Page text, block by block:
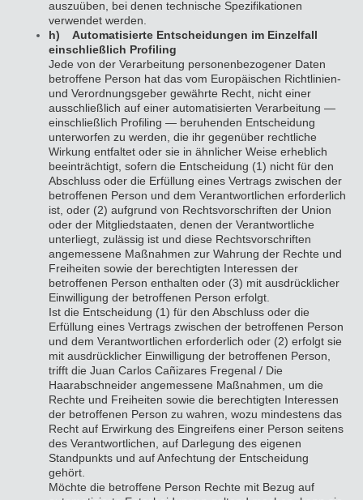
auszuüben, bei denen technische Spezifikationen
verwendet werden.
h) Automatisierte Entscheidungen im Einzelfall
einschließlich Profiling
Jede von der Verarbeitung personenbezogener Daten
betroffene Person hat das vom Europäischen Richtlinien-
und Verordnungsgeber gewährte Recht, nicht einer
ausschließlich auf einer automatisierten Verarbeitung —
einschließlich Profiling — beruhenden Entscheidung
unterworfen zu werden, die ihr gegenüber rechtliche
Wirkung entfaltet oder sie in ähnlicher Weise erheblich
beeinträchtigt, sofern die Entscheidung (1) nicht für den
Abschluss oder die Erfüllung eines Vertrags zwischen der
betroffenen Person und dem Verantwortlichen erforderlich
ist, oder (2) aufgrund von Rechtsvorschriften der Union
oder der Mitgliedstaaten, denen der Verantwortliche
unterliegt, zulässig ist und diese Rechtsvorschriften
angemessene Maßnahmen zur Wahrung der Rechte und
Freiheiten sowie der berechtigten Interessen der
betroffenen Person enthalten oder (3) mit ausdrücklicher
Einwilligung der betroffenen Person erfolgt.
Ist die Entscheidung (1) für den Abschluss oder die
Erfüllung eines Vertrags zwischen der betroffenen Person
und dem Verantwortlichen erforderlich oder (2) erfolgt sie
mit ausdrücklicher Einwilligung der betroffenen Person,
trifft die Juan Carlos Cañizares Fregenal / Die
Haarabschneider angemessene Maßnahmen, um die
Rechte und Freiheiten sowie die berechtigten Interessen
der betroffenen Person zu wahren, wozu mindestens das
Recht auf Erwirkung des Eingreifens einer Person seitens
des Verantwortlichen, auf Darlegung des eigenen
Standpunkts und auf Anfechtung der Entscheidung
gehört.
Möchte die betroffene Person Rechte mit Bezug auf